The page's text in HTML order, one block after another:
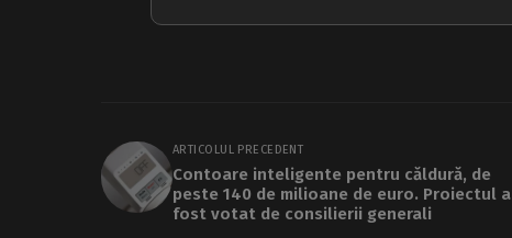
ARTICOLUL PRECEDENT
Contoare inteligente pentru căldură, de
peste 140 de milioane de euro. Proiectul a
fost votat de consilierii generali